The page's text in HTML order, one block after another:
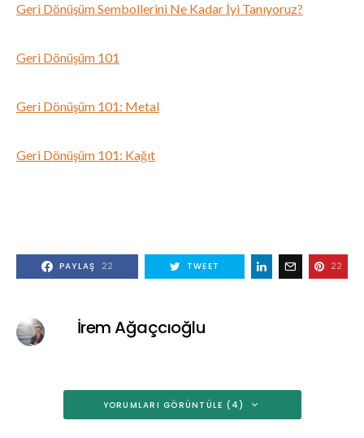
Geri Dönüşüm Sembollerini Ne Kadar İyi Tanıyoruz?
Geri Dönüşüm 101
Geri Dönüşüm 101: Metal
Geri Dönüşüm 101: Kağıt
PAYLAŞ 22 TWEET 22
İrem Ağaçcıoğlu
YORUMLARI GÖRÜNTÜLE (4)